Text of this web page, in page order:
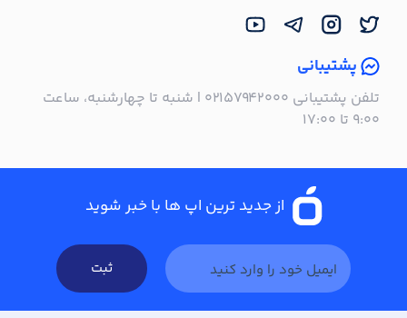
پشتیبانی
تلفن پشتیبانی ۰۲۱۵۷۹۴۲۰۰۰ | شنبه تا چهارشنبه، ساعت
۹:۰۰ تا ۱۷:۰۰
از جدید ترین اپ ها با خبر شوید
ثبت